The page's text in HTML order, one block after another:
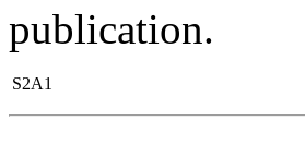
publication.
S2A1